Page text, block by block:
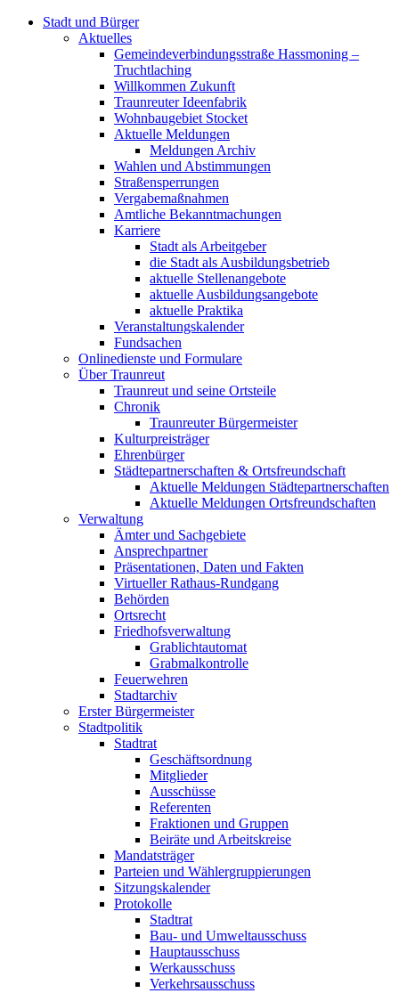
Stadt und Bürger
Aktuelles
Gemeindeverbindungsstraße Hassmoning –
Truchtlaching
Willkommen Zukunft
Traunreuter Ideenfabrik
Wohnbaugebiet Stocket
Aktuelle Meldungen
Meldungen Archiv
Wahlen und Abstimmungen
Straßensperrungen
Vergabemaßnahmen
Amtliche Bekanntmachungen
Karriere
Stadt als Arbeitgeber
die Stadt als Ausbildungsbetrieb
aktuelle Stellenangebote
aktuelle Ausbildungsangebote
aktuelle Praktika
Veranstaltungskalender
Fundsachen
Onlinedienste und Formulare
Über Traunreut
Traunreut und seine Ortsteile
Chronik
Traunreuter Bürgermeister
Kulturpreisträger
Ehrenbürger
Städtepartnerschaften & Ortsfreundschaft
Aktuelle Meldungen Städtepartnerschaften
Aktuelle Meldungen Ortsfreundschaften
Verwaltung
Ämter und Sachgebiete
Ansprechpartner
Präsentationen, Daten und Fakten
Virtueller Rathaus-Rundgang
Behörden
Ortsrecht
Friedhofsverwaltung
Grablichtautomat
Grabmalkontrolle
Feuerwehren
Stadtarchiv
Erster Bürgermeister
Stadtpolitik
Stadtrat
Geschäftsordnung
Mitglieder
Ausschüsse
Referenten
Fraktionen und Gruppen
Beiräte und Arbeitskreise
Mandatsträger
Parteien und Wählergruppierungen
Sitzungskalender
Protokolle
Stadtrat
Bau- und Umweltausschuss
Hauptausschuss
Werkausschuss
Verkehrsausschuss